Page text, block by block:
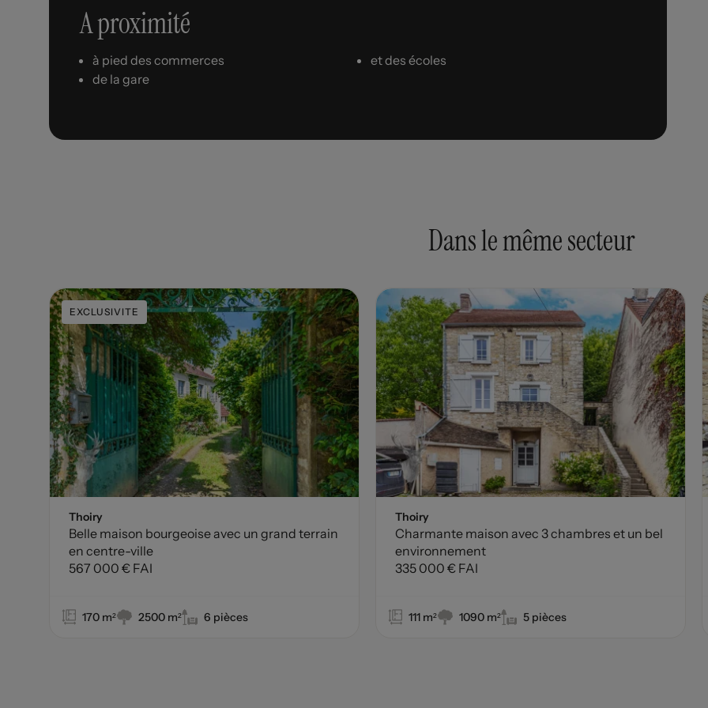
A proximité
à pied des commerces
de la gare
et des écoles
Dans le même secteur
EXCLUSIVITE
Thoiry
Belle maison bourgeoise avec un grand terrain
en centre-ville
567 000 € FAI
170 m² 2500 m² 6 pièces
Thoiry
Charmante maison avec 3 chambres et un bel
environnement
335 000 € FAI
111 m² 1090 m² 5 pièces